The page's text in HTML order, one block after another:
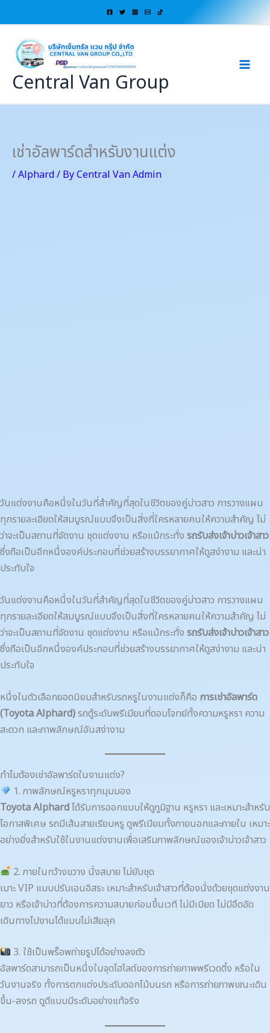
to
content
Central Van Group
เช่าอัลพาร์ดสำหรับงานแต่ง
/Alphard/ ByCentral Van Admin
วันแต่งงานคือหนึ่งในวันที่สำคัญที่สุดในชีวิตของคู่บ่าวสาว การวางแผน
ทุกรายละเอียดให้สมบูรณ์แบบจึงเป็นสิ่งที่ใครหลายคนให้ความสำคัญ ไม่
ว่าจะเป็นสถานที่จัดงาน ชุดแต่งงาน หรือแม้กระทั่ง รถรับส่งเจ้าบ่าวเจ้าสาว
ซึ่งถือเป็นอีกหนึ่งองค์ประกอบที่ช่วยสร้างบรรยากาศให้ดูสง่างาม และน่า
ประทับใจ
วันแต่งงานคือหนึ่งในวันที่สำคัญที่สุดในชีวิตของคู่บ่าวสาว การวางแผน
ทุกรายละเอียดให้สมบูรณ์แบบจึงเป็นสิ่งที่ใครหลายคนให้ความสำคัญ ไม่
ว่าจะเป็นสถานที่จัดงาน ชุดแต่งงาน หรือแม้กระทั่ง รถรับส่งเจ้าบ่าวเจ้าสาว
ซึ่งถือเป็นอีกหนึ่งองค์ประกอบที่ช่วยสร้างบรรยากาศให้ดูสง่างาม และน่า
ประทับใจ
หนึ่งในตัวเลือกยอดนิยมสำหรับรถหรูในงานแต่งก็คือ การเช่าอัลพาร์ด
(Toyota Alphard)รถตู้ระดับพรีเมียมที่ตอบโจทย์ทั้งความหรูหรา ความ
สะดวก และภาพลักษณ์อันสง่างาม
ทำไมต้องเช่าอัลพาร์ดในงานแต่ง?
1. ภาพลักษณ์หรูหราทุกมุมมอง
Toyota Alphardได้รับการออกแบบให้ดูภูมิฐาน หรูหรา และเหมาะสำหรับ
โอกาสพิเศษ รถมีเส้นสายเรียบหรู ดูพรีเมียมทั้งภายนอกและภายใน เหมาะ
อย่างยิ่งสำหรับใช้ในงานแต่งงานเพื่อเสริมภาพลักษณ์ของเจ้าบ่าวเจ้าสาว
2. ภายในกว้างขวาง นั่งสบาย ไม่ยับชุด
เบาะ VIP แบบปรับเอนอิสระ เหมาะสำหรับเจ้าสาวที่ต้องนั่งด้วยชุดแต่งงาน
ยาว หรือเจ้าบ่าวที่ต้องการความสบายก่อนขึ้นเวที ไม่มีเบียด ไม่มีอึดอัด
เดินทางไปงานได้แบบไม่เสียลุค
3. ใช้เป็นพร็อพถ่ายรูปได้อย่างลงตัว
อัลพาร์ดสามารถเป็นหนึ่งในจุดไฮไลต์ของการถ่ายภาพพรีเวดดิ้ง หรือใน
วันงานจริง ทั้งการตกแต่งประดับดอกไม้บนรถ หรือการถ่ายภาพขณะเดิน
ขึ้น-ลงรถ ดูดีแบบมีระดับอย่างแท้จริง